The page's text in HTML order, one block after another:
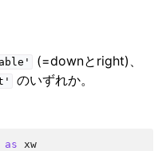
(=downとright)、
のいずれか。
as xw